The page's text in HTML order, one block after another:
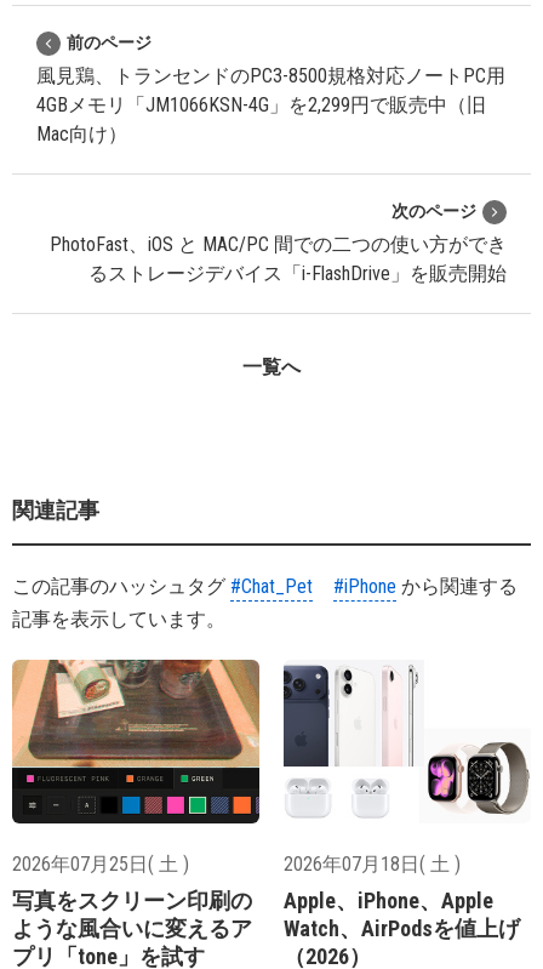
前のページ
風見鶏、トランセンドのPC3-8500規格対応ノートPC用
4GBメモリ「JM1066KSN-4G」を2,299円で販売中（旧
Mac向け）
次のページ
PhotoFast、iOS と MAC/PC 間での二つの使い方ができ
るストレージデバイス「i-FlashDrive」を販売開始
一覧へ
関連記事
この記事のハッシュタグ #Chat_Pet #iPhone から関連する
記事を表示しています。
2026年07月25日( 土 )
写真をスクリーン印刷の
ような風合いに変えるア
プリ「tone」を試す
2026年07月18日( 土 )
Apple、iPhone、Apple
Watch、AirPodsを値上げ
（2026）